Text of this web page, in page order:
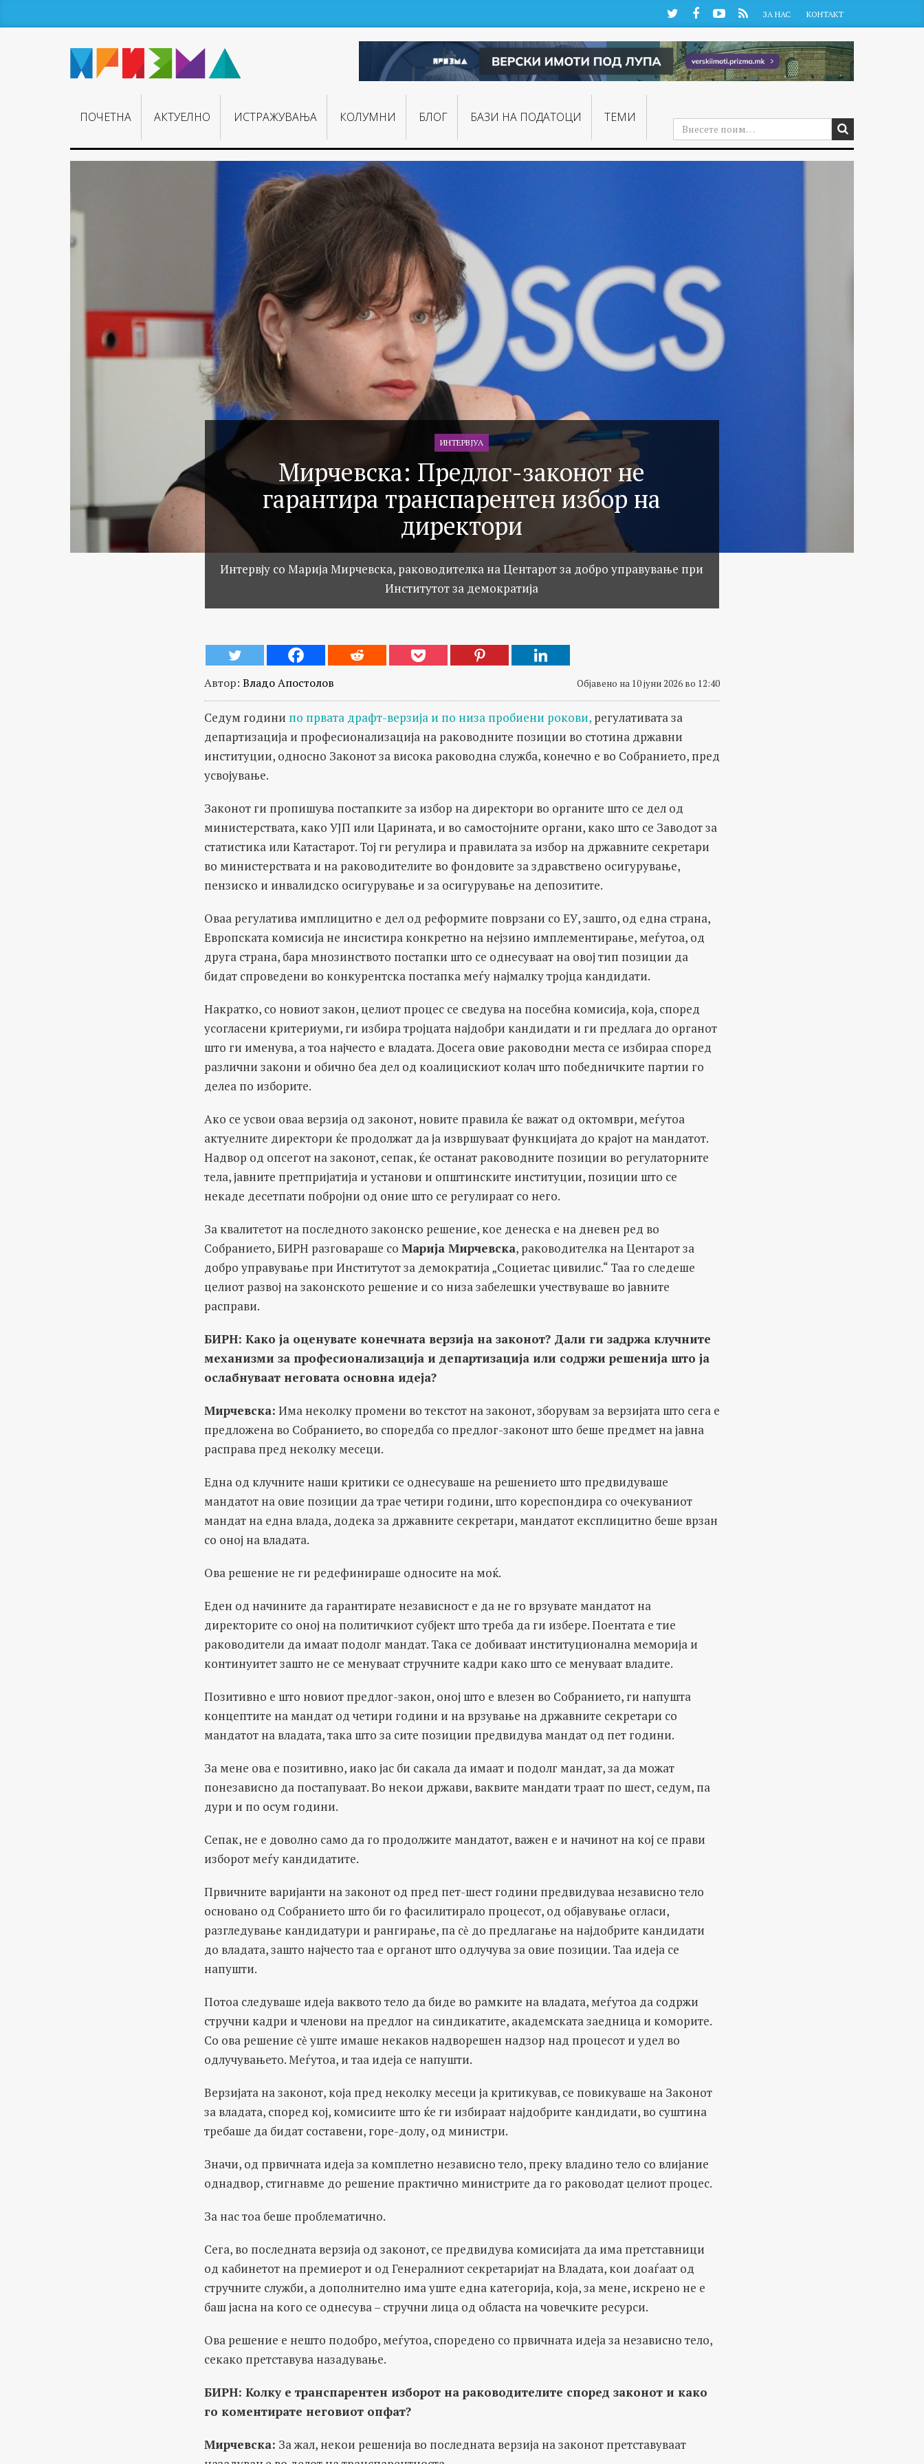
TwitterFacebookYouTube
RSS ЗА НАС КОНТАКТ
ПОЧЕТНА АКТУЕЛНО ИСТРАЖУВАЊA КОЛУМНИ БЛОГ БАЗИ НА ПОДАТОЦИ ТЕМИ
ИНТЕРВЈУА
Мирчевска: Предлог-законот не
гарантира транспарентен избор на
директори
Интервју со Марија Мирчевска, раководителка на Центарот за добро управување при
Институтот за демократија
Автор: Владо Апостолов Објавено на 10 јуни 2026 во 12:40
Седум години по првата драфт-верзија и по низа пробиени рокови, регулативата за
департизација и професионализација на раководните позиции во стотина државни
институции, односно Законот за висока раководна служба, конечно е во Собранието, пред
усвојување.
Законот ги пропишува постапките за избор на директори во органите што се дел од
министерствата, како УЈП или Царината, и во самостојните органи, како што се Заводот за
статистика или Катастарот. Тој ги регулира и правилата за избор на државните секретари
во министерствата и на раководителите во фондовите за здравствено осигурување,
пензиско и инвалидско осигурување и за осигурување на депозитите.
Оваа регулатива имплицитно е дел од реформите поврзани со ЕУ, зашто, од една страна,
Европската комисија не инсистира конкретно на нејзино имплементирање, меѓутоа, од
друга страна, бара мнозинството постапки што се однесуваат на овој тип позиции да
бидат спроведени во конкурентска постапка меѓу најмалку тројца кандидати.
Накратко, со новиот закон, целиот процес се сведува на посебна комисија, која, според
усогласени критериуми, ги избира тројцата најдобри кандидати и ги предлага до органот
што ги именува, а тоа најчесто е владата. Досега овие раководни места се избираа според
различни закони и обично беа дел од коалицискиот колач што победничките партии го
делеа по изборите.
Ако се усвои оваа верзија од законот, новите правила ќе важат од октомври, меѓутоа
актуелните директори ќе продолжат да ја извршуваат функцијата до крајот на мандатот.
Надвор од опсегот на законот, сепак, ќе останат раководните позиции во регулаторните
тела, јавните претпријатија и установи и општинските институции, позиции што се
некаде десетпати побројни од оние што се регулираат со него.
За квалитетот на последното законско решение, кое денеска е на дневен ред во
Собранието, БИРН разговараше со Марија Мирчевска, раководителка на Центарот за
добро управување при Институтот за демократија „Социетас цивилис.“ Таа го следеше
целиот развој на законското решение и со низа забелешки учествуваше во јавните
расправи.
БИРН: Како ја оценувате конечната верзија на законот? Дали ги задржа клучните
механизми за професионализација и департизација или содржи решенија што ја
ослабнуваат неговата основна идеја?
Мирчевска: Има неколку промени во текстот на законот, зборувам за верзијата што сега е
предложена во Собранието, во споредба со предлог-законот што беше предмет на јавна
расправа пред неколку месеци.
Една од клучните наши критики се однесуваше на решението што предвидуваше
мандатот на овие позиции да трае четири години, што кореспондира со очекуваниот
мандат на една влада, додека за државните секретари, мандатот експлицитно беше врзан
со оној на владата.
Ова решение не ги редефинираше односите на моќ.
Еден од начините да гарантирате независност е да не го врзувате мандатот на
директорите со оној на политичкиот субјект што треба да ги избере. Поентата е тие
раководители да имаат подолг мандат. Така се добиваат институционална меморија и
континуитет зашто не се менуваат стручните кадри како што се менуваат владите.
Позитивно е што новиот предлог-закон, оној што е влезен во Собранието, ги напушта
концептите на мандат од четири години и на врзување на државните секретари со
мандатот на владата, така што за сите позиции предвидува мандат од пет години.
За мене ова е позитивно, иако јас би сакала да имаат и подолг мандат, за да можат
понезависно да постапуваат. Во некои држави, ваквите мандати траат по шест, седум, па
дури и по осум години.
Сепак, не е доволно само да го продолжите мандатот, важен е и начинот на кој се прави
изборот меѓу кандидатите.
Првичните варијанти на законот од пред пет-шест години предвидуваа независно тело
основано од Собранието што би го фасилитирало процесот, од објавување огласи,
разгледување кандидатури и рангирање, па сѐ до предлагање на најдобрите кандидати
до владата, зашто најчесто таа е органот што одлучува за овие позиции. Таа идеја се
напушти.
Потоа следуваше идеја ваквото тело да биде во рамките на владата, меѓутоа да содржи
стручни кадри и членови на предлог на синдикатите, академската заедница и коморите.
Со ова решение сѐ уште имаше некаков надворешен надзор над процесот и удел во
одлучувањето. Меѓутоа, и таа идеја се напушти.
Верзијата на законот, која пред неколку месеци ја критикував, се повикуваше на Законот
за владата, според кој, комисиите што ќе ги избираат најдобрите кандидати, во суштина
требаше да бидат составени, горе-долу, од министри.
Значи, од првичната идеја за комплетно независно тело, преку владино тело со влијание
однадвор, стигнавме до решение практично министрите да го раководат целиот процес.
За нас тоа беше проблематично.
Сега, во последната верзија од законот, се предвидува комисијата да има претставници
од кабинетот на премиерот и од Генералниот секретаријат на Владата, кои доаѓаат од
стручните служби, а дополнително има уште една категорија, која, за мене, искрено не е
баш јасна на кого се однесува – стручни лица од областа на човечките ресурси.
Ова решение е нешто подобро, меѓутоа, споредено со првичната идеја за независно тело,
секако претставува назадување.
БИРН: Колку е транспарентен изборот на раководителите според законот и како
го коментирате неговиот опфат?
Мирчевска: За жал, некои решенија во последната верзија на законот претставуваат